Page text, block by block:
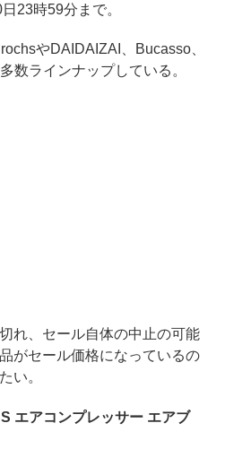
23時59分まで。
やDAIDAIZAI、Bucasso、
数ラインナップしている。
れ、セール自体の中止の可能
がセール価格になっているの
い。
エアコンプレッサー エアブ